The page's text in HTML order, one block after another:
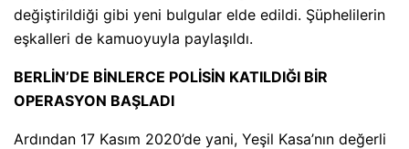
değiştirildiği gibi yeni bulgular elde edildi. Şüphelilerin
eşkalleri de kamuoyuyla paylaşıldı.
BERLİN’DE BİNLERCE POLİSİN KATILDIĞI BİR
OPERASYON BAŞLADI
Ardından 17 Kasım 2020’de yani, Yeşil Kasa’nın değerli